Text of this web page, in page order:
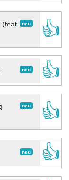
neu
(feat.
👍
neu
👍
neu
👍
neu
👍